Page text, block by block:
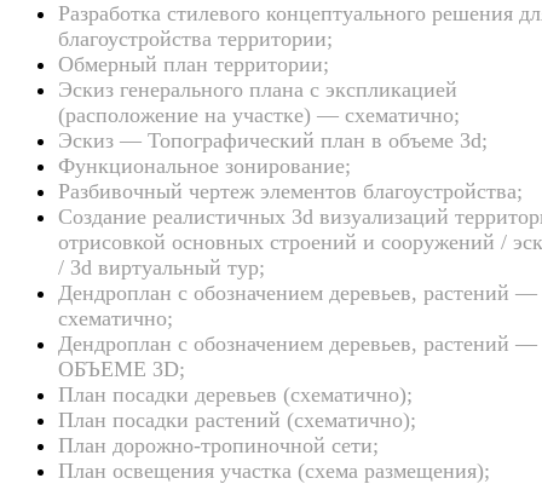
Разработка стилевого концептуального решения
благоустройства территории;
Обмерный план территории;
Эскиз генерального плана с экспликацией
(расположение на участке) — схематично;
Эскиз — Топографический план в объеме 3d;
Функциональное зонирование;
Разбивочный чертеж элементов благоустройства;
Создание реалистичных 3d визуализаций
отрисовкой основных строений и сооружений /
/ 3d виртуальный тур;
Дендроплан с обозначением деревьев, растений —
схематично;
Дендроплан с обозначением деревьев, растений
ОБЪЕМЕ 3D;
План посадки деревьев (схематично);
План посадки растений (схематично);
План дорожно-тропиночной сети;
План освещения участка (схема размещения);